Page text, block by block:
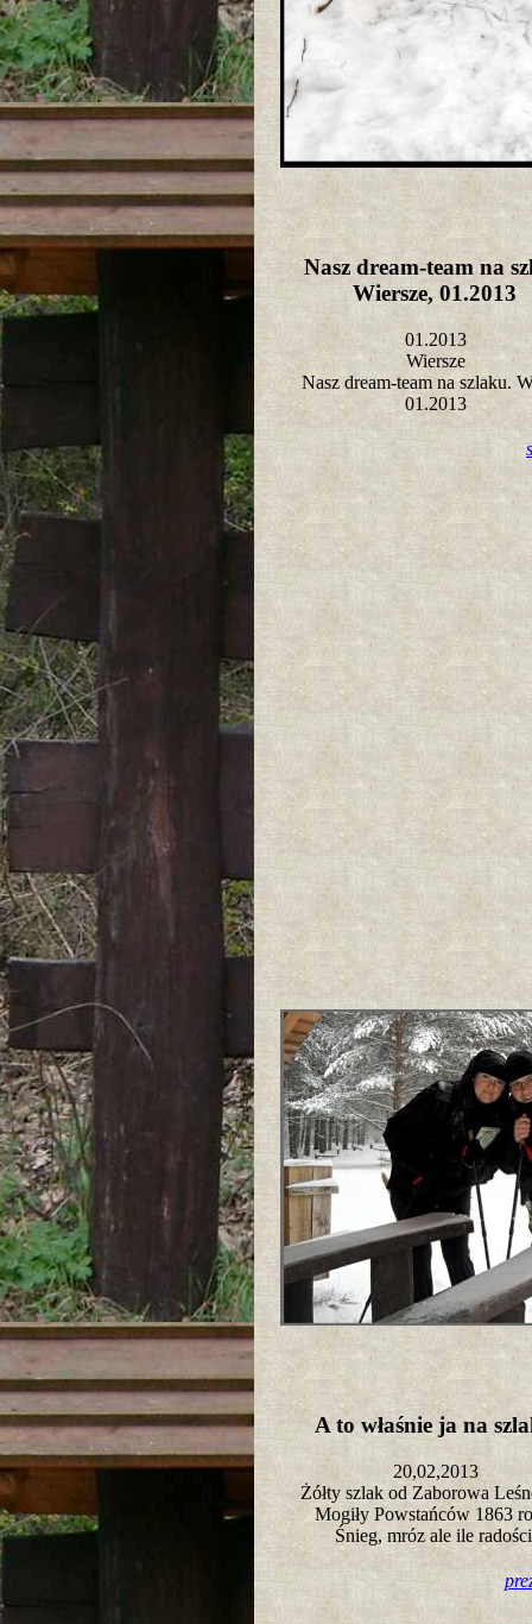
Nasz dream-team na
Wiersze, 01.2013
01.2013
Wiersze
Nasz dream-team na szlaku.
01.2013
A to właśnie ja na
20,02,2013
Żółty szlak od Zaborowa
Mogiły Powstańców 1863
Śnieg, mróz ale ile